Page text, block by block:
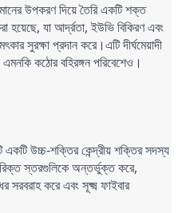
উপকরণ দিয়ে তৈরি একটি শক্ত
হয়েছে, যা আর্দ্রতা, ইউভি বিকিরণ এবং
সুরক্ষা প্রদান করে।এটি দীর্ঘমেয়াদী
এমনকি কঠোর বহিরঙ্গন পরিবেশেও।
একটি উচ্চ-শক্তির কেন্দ্রীয় শক্তির সদস্য
স্তরগুলিকে অন্তর্ভুক্ত করে,
সরবরাহ করে এবং সূক্ষ্ম ফাইবার